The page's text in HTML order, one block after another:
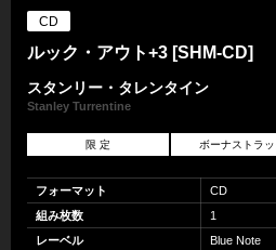
CD
ルック・アウト+3 [SHM-CD]
スタンリー・タレンタイン
Stanley Turrentine
限 定 ボーナストラッ
フォーマット
CD
組み枚数
1
レーベル
Blue Note